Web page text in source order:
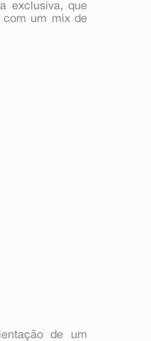
exclusiva, que
com um mix de
de um